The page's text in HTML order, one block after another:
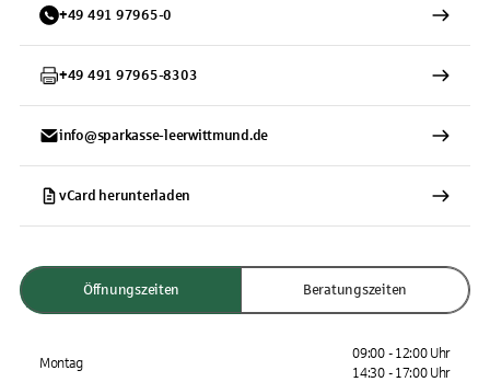
+49 491 97965-0
+49 491 97965-8303
info@sparkasse-leerwittmund.de
vCard herunterladen
Öffnungszeiten Beratungszeiten
Montag
09:00 - 12:00 Uhr
14:30 - 17:00 Uhr